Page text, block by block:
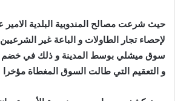
حيث شرعت مصالح المندوبية البلدية الامير
لإحصاء تجار الطاولات و الباعة غير
سوق ميشلي بوسط المدينة و ذلك في خضم
و التعقيم التي طالت السوق المغطاة مؤخرا